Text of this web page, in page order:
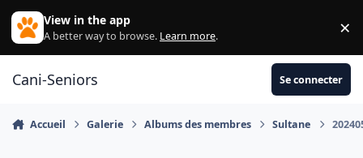
Aller au contenu
View in the app
A better way to browse. Learn more. ×
Cani-Seniors Se connecter
Accueil Galerie Albums des membres Sultane